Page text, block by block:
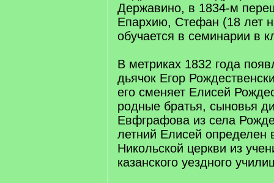
Державино, в 1834-м
Епархию, Стефан (18 лет
обучается в семинарии в
В метриках 1832 года
дьячок Егор
его сменяет Елисей
родные братья, сыновья
Евфграфова из села
летний Елисей определен
Никольской церкви из
казанского уездного